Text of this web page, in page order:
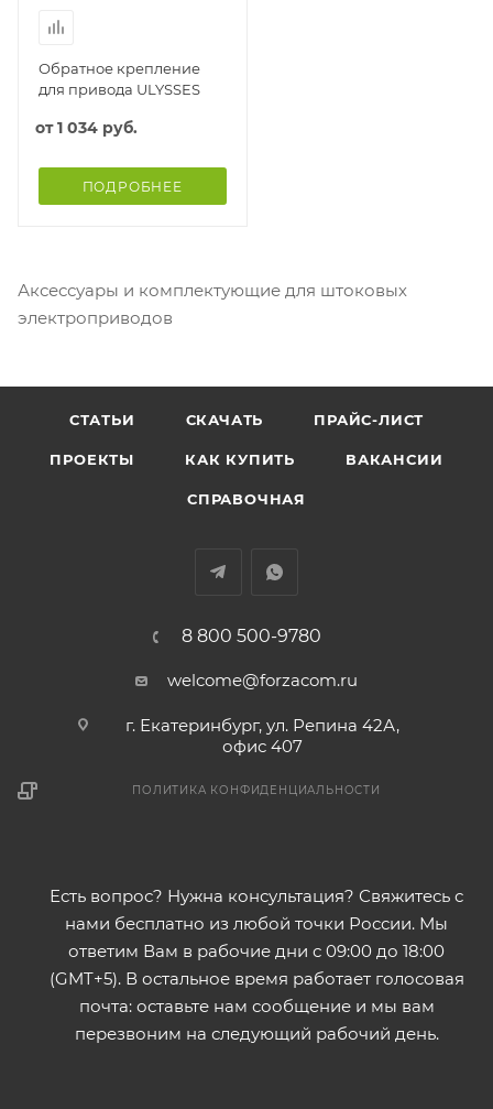
Обратное крепление
для привода ULYSSES
от1 034 руб.
ПОДРОБНЕЕ
Аксессуары и комплектующие для штоковых
электроприводов
СТАТЬИ СКАЧАТЬ ПРАЙС-ЛИСТ
ПРОЕКТЫ КАК КУПИТЬ ВАКАНСИИ
СПРАВОЧНАЯ
8 800 500-9780
welcome@forzacom.ru
г. Екатеринбург, ул. Репина 42А,
офис 407
ПОЛИТИКА КОНФИДЕНЦИАЛЬНОСТИ
Есть вопрос? Нужна консультация? Свяжитесь с
нами бесплатно из любой точки России. Мы
ответим Вам в рабочие дни с 09:00 до 18:00
(GMT+5). В остальное время работает голосовая
почта: оставьте нам сообщение и мы вам
перезвоним на следующий рабочий день.